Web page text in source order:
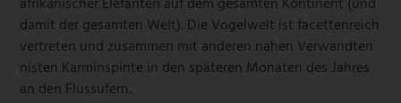
afrikanischer Elefanten auf dem gesamten Kontinent (und
damit der gesamten Welt). Die Vogelwelt ist facettenreich
vertreten und zusammen mit anderen nahen Verwandten
nisten Karminspinte in den späteren Monaten des Jahres
an den Flussufern.